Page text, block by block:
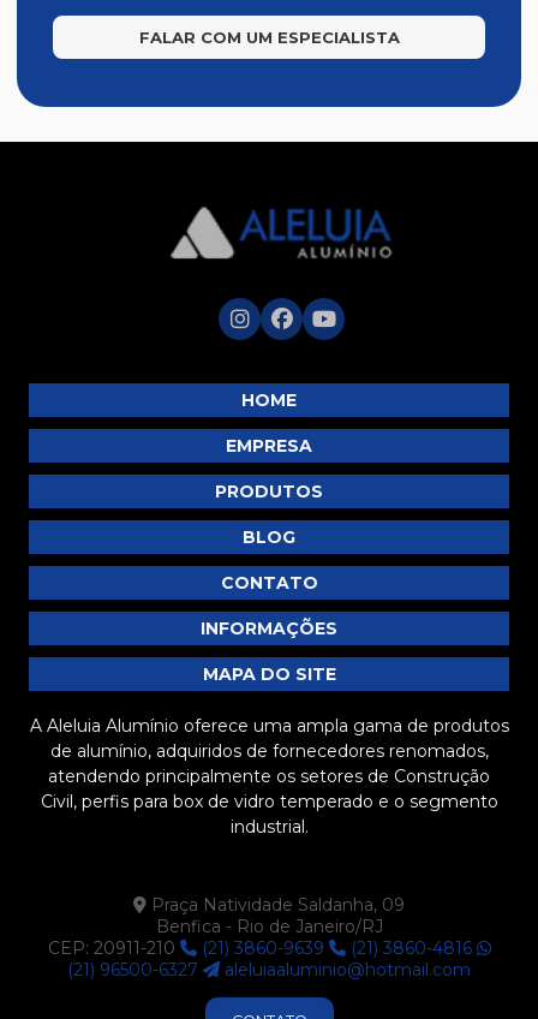
Linha Móveis
Linha Suprema
Tubos
Tubos Redondo
Venezianas
Vitrines
FALAR COM UM ESPECIALISTA
HOME
EMPRESA
PRODUTOS
BLOG
CONTATO
INFORMAÇÕES
MAPA DO SITE
A Aleluia Alumínio oferece uma ampla gama de produtos
de alumínio, adquiridos de fornecedores renomados,
atendendo principalmente os setores de Construção
Civil, perfis para box de vidro temperado e o segmento
industrial.
Praça Natividade Saldanha, 09
Benfica - Rio de Janeiro/RJ
CEP: 20911-210
(21) 3860-9639
(21) 3860-4816
(21) 96500-6327
aleluiaaluminio@hotmail.com